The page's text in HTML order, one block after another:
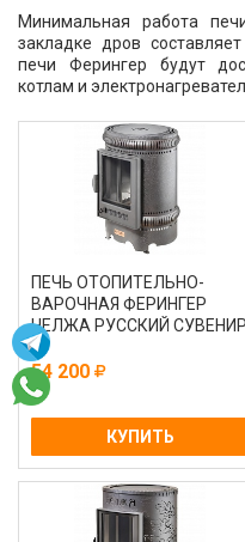
ПЕЧЬ ОТОПИТЕЛЬНО-
ВАРОЧНАЯ ФЕРИНГЕР
НЕЛЖА РУССКИЙ СУВЕНИР
54 200
КУПИТЬ
Минимальная работа
закладке дров
печи Ферингер будут
котлам и